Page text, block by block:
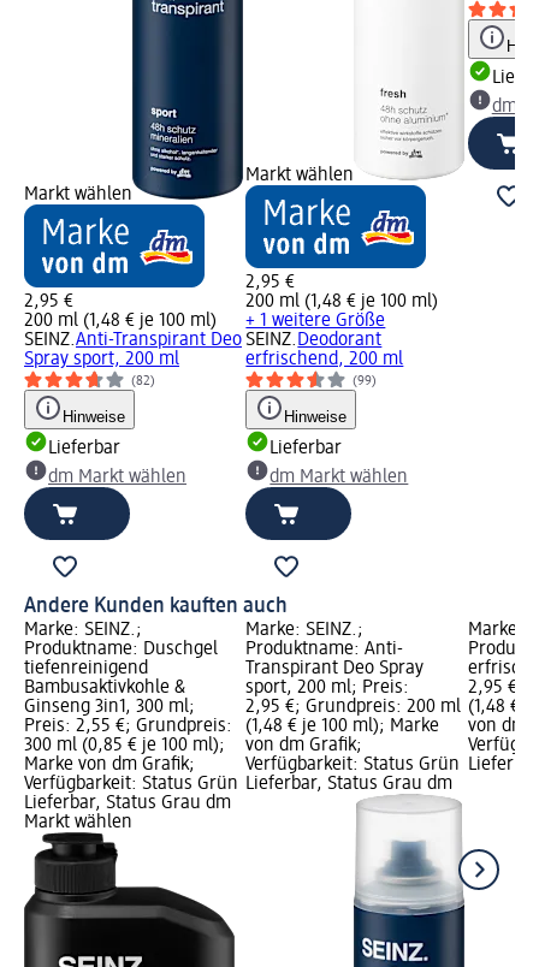
Markt wählen
2,95 €
200 ml (1,48 € je 100 ml)
SEINZ.Anti-Transpirant Deo
Spray sport, 200 ml
(82)
Hinweise
Lieferbar
dm Markt wählen
Markt wählen
2,95 €
200 ml (1,48 € je 100 ml)
+ 1 weitere Größe
SEINZ. Deodorant
erfrischend, 200 ml
(99)
Hinweise
Lieferbar
dm Markt wählen
dm
Andere Kunden kauften auch
Marke: SEINZ.;
Produktname: Duschgel
tiefenreinigend
Bambusaktivkohle &
Ginseng 3in1, 300 ml;
Preis: 2,55 €; Grundpreis:
300 ml (0,85 € je 100 ml);
Marke von dm Grafik;
Verfügbarkeit: Status Grün
Lieferbar, Status Grau dm
Markt wählen
Marke: SEINZ.;
Produktname: Anti-
Transpirant Deo Spray
sport, 200 ml; Preis:
2,95 €; Grundpreis: 200 ml
(1,48 € je 100 ml); Marke
von dm Grafik;
Verfügbarkeit: Status Grün
Lieferbar, Status Grau dm
Marke:
2,95 €;
(1,48 €
von dm